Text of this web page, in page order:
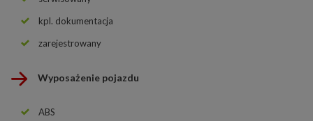
kpl. dokumentacja
zarejestrowany
Wyposażenie pojazdu
ABS